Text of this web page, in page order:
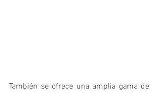
También se ofrece una amplia gama de